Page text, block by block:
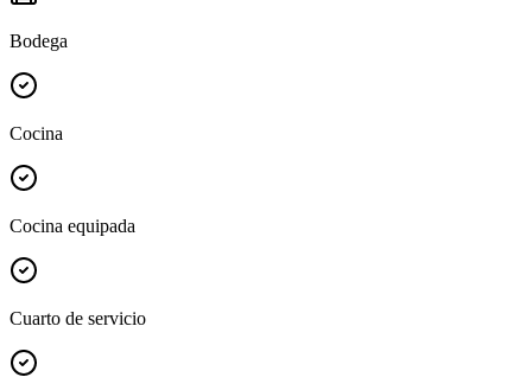
Bodega
Cocina
Cocina equipada
Cuarto de servicio